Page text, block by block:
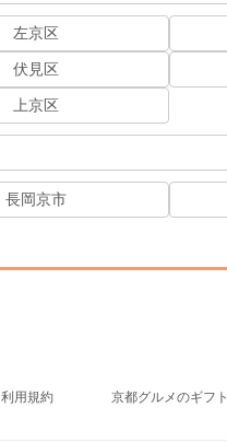
左京区
伏見区
上京区
長岡京市
利用規約 京都グルメのギフト